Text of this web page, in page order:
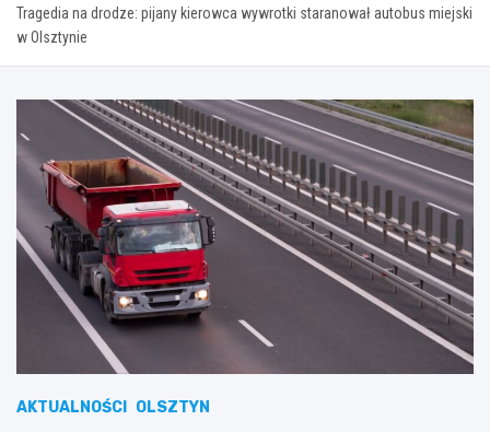
Tragedia na drodze: pijany kierowca wywrotki staranował autobus miejski
w Olsztynie
AKTUALNOŚCI OLSZTYN